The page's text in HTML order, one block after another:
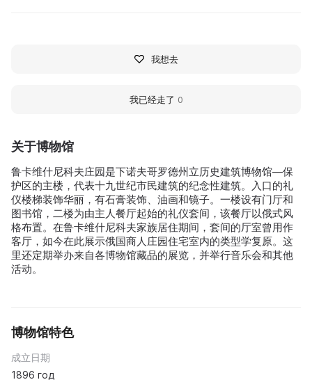
关于博物馆
鲁卡维什尼科夫庄园是下诺夫哥罗德州立历史建筑博物馆—保
护区的主楼，代表十九世纪市民建筑的纪念性建筑。入口的礼
仪楼梯装饰华丽，有石膏装饰、油画和镜子。一楼设有门厅和
图书馆，二楼为由主人餐厅起始的礼仪套间，该餐厅以俄式风
格布置。在鲁卡维什尼科夫家族居住期间，套间的厅室曾用作
客厅，如今在此展示俄国商人庄园住宅室内的类型学复原。这
里还定期举办来自各博物馆藏品的展览，并举行音乐会和其他
活动。
博物馆特色
成立日期
1896 год
我想去
我已经走了 0